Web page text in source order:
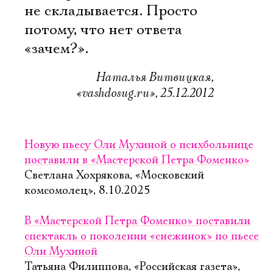
не складывается. Просто
потому, что нет ответа
«зачем?».
Наталья Витвицкая,
«vashdosug.ru», 25.12.2012
Новую пьесу Оли Мухиной о психбольнице
поставили в «Мастерской Петра Фоменко»
Светлана Хохрякова, «Московский
комсомолец», 8.10.2025
В «Мастерской Петра Фоменко» поставили
спектакль о поколении «снежинок» по пьесе
Оли Мухиной
Татьяна Филиппова, «Российская газета»,